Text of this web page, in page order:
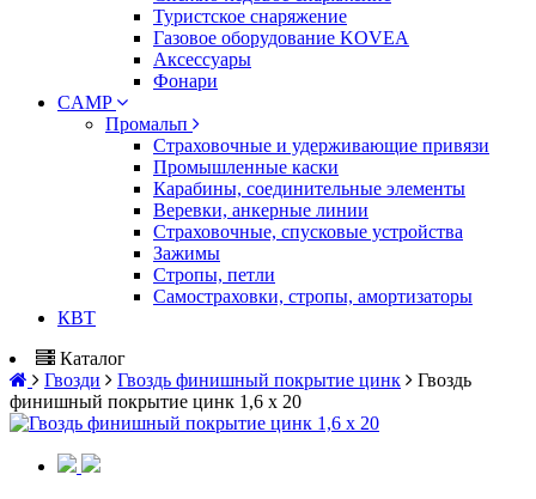
Туристское снаряжение
Газовое оборудование KOVEA
Аксессуары
Фонари
CAMP
Промальп
Страховочные и удерживающие привязи
Промышленные каски
Карабины, соединительные элементы
Веревки, анкерные линии
Страховочные, спусковые устройства
Зажимы
Стропы, петли
Самостраховки, стропы, амортизаторы
КВТ
Каталог
Гвозди
Гвоздь финишный покрытие цинк
Гвоздь
финишный покрытие цинк 1,6 х 20